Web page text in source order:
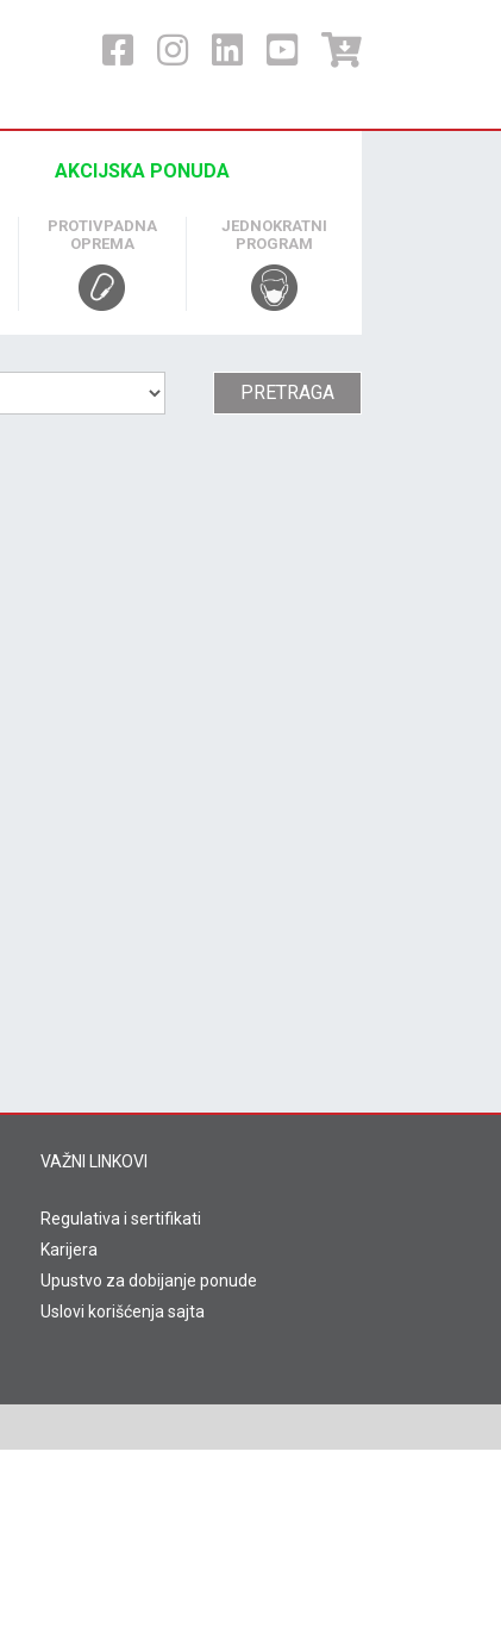
AKCIJSKA PONUDA
PROTIVPADNA
OPREMA
JEDNOKRATNI
PROGRAM
PRETRAGA
VAŽNI LINKOVI
Regulativa i sertifikati
Karijera
Upustvo za dobijanje ponude
Uslovi korišćenja sajta